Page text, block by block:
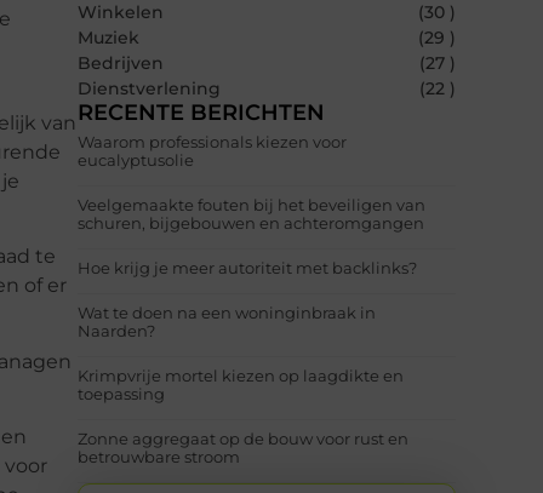
van
te
of er
Winkelen
(30 )
Muziek
(29 )
Bedrijven
(27 )
Dienstverlening
(22 )
RECENTE BERICHTEN
Waarom professionals kiezen voor
eucalyptusolie
Veelgemaakte fouten bij het beveiligen van
schuren, bijgebouwen en achteromgangen
Hoe krijg je meer autoriteit met backlinks?
Wat te doen na een woninginbraak in
Naarden?
Krimpvrije mortel kiezen op laagdikte en
toepassing
Zonne aggregaat op de bouw voor rust en
betrouwbare stroom